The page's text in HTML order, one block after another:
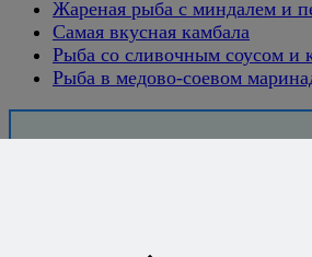
Жареная рыба с миндалем и
Самая вкусная камбала
Рыба со сливочным соусом и
Рыба в медово-соевом